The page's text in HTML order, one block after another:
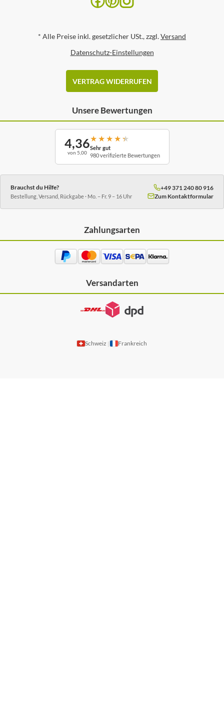
* Alle Preise inkl. gesetzlicher USt., zzgl.Versand
Datenschutz-Einstellungen
VERTRAG WIDERRUFEN
Unsere Bewertungen
4,36
von 5,00
★ ★ ★ ★ ★
Sehr gut
980 verifizierte Bewertungen
Brauchst du Hilfe?
Bestellung, Versand, Rückgabe · Mo. – Fr. 9 – 16 Uhr
+49 371 240 80 916
Zum Kontaktformular
Zahlungsarten
Versandarten
Schweiz | Frankreich